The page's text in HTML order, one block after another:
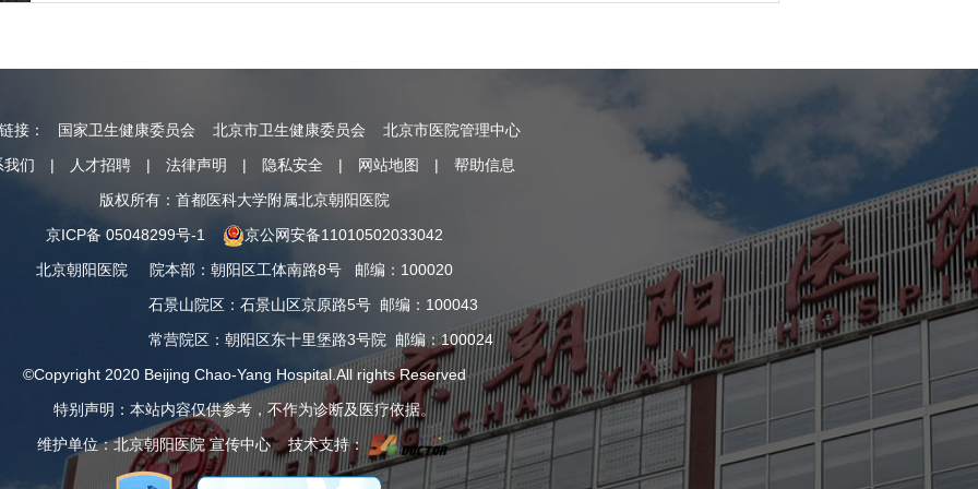
接： 国家卫生健康委员会 北京市卫生健康委员会
北京市医院管理中心
我们
| 人才招聘 | 法律声明 | 隐私安全 | 网站地图 |
帮助信息
版权所有：首都医科大学附属北京朝阳医院
京ICP备 05048299号-1
京公网安备11010502033042
北京朝阳医院
院本部 ： 朝阳区工体南路8号 邮编：100020
石景山院区 ： 石景山区京原路5号 邮编：100043
常营院区 ： 朝阳区东十里堡路3号院 邮编：100024
©Copyright 2020 Beijing Chao-Yang Hospital.All rights Reserved
特别声明：本站内容仅供参考，不作为诊断及医疗依据。
维护单位：北京朝阳医院 宣传中心 技术支持：